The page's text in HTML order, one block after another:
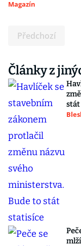
Magazín
Předchozí
Články z